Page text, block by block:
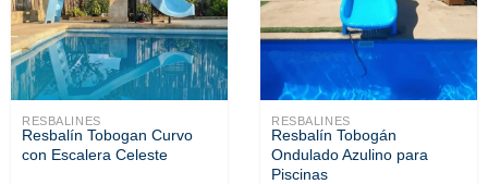
RESBALINES
Resbalín Tobogan Curvo
con Escalera Celeste
RESBALINES
Resbalín Tobogán
Ondulado Azulino para
Piscinas